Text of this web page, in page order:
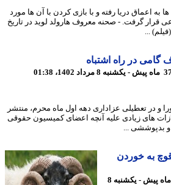
دریا رفته و با بازی کردن با آن ها مورد
گرفت. - صحنه معروف هارولد لوید در تاریخ
...
در راه اشتباه
تعطیلی عزاداری دهه اول ماه محرم، منتشر
های زیادی علیه آنچه اعضای کمیسیون حقوقی
...
به خوردن
37 ماه پیش - یکشنبه 8